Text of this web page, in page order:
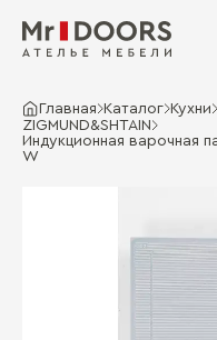
Главная Каталог Кухни
ZIGMUND&SHTAIN
Индукционная варочная
W